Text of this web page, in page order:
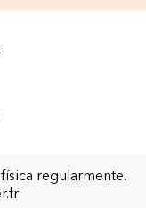
regularmente.